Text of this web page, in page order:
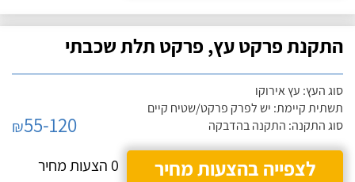
התקנת פרקט עץ, פרקט תלת שכבתי
סוג העץ: עץ אירוקו
תשתית קיימת: יש לפרק פרקט/שטיח קיים
סוג התקנה: התקנה בהדבקה
₪55-120
לצפייה בהצעות מחיר
0 הצעות מחיר